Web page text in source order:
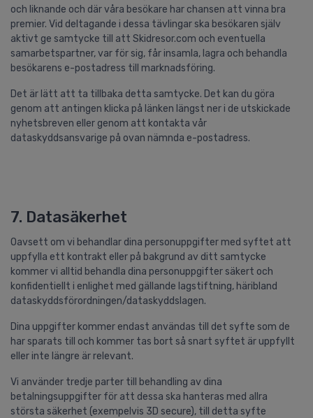
och liknande och där våra besökare har chansen att vinna bra
premier. Vid deltagande i dessa tävlingar ska besökaren själv
aktivt ge samtycke till att Skidresor.com och eventuella
samarbetspartner, var för sig, får insamla, lagra och behandla
besökarens e-postadress till marknadsföring.
Det är lätt att ta tillbaka detta samtycke. Det kan du göra
genom att antingen klicka på länken längst ner i de utskickade
nyhetsbreven eller genom att kontakta vår
dataskyddsansvarige på ovan nämnda e-postadress.
7. Datasäkerhet
Oavsett om vi behandlar dina personuppgifter med syftet att
uppfylla ett kontrakt eller på bakgrund av ditt samtycke
kommer vi alltid behandla dina personuppgifter säkert och
konfidentiellt i enlighet med gällande lagstiftning, häribland
dataskyddsförordningen/dataskyddslagen.
Dina uppgifter kommer endast användas till det syfte som de
har sparats till och kommer tas bort så snart syftet är uppfyllt
eller inte längre är relevant.
Vi använder tredje parter till behandling av dina
betalningsuppgifter för att dessa ska hanteras med allra
största säkerhet (exempelvis 3D secure), till detta syfte